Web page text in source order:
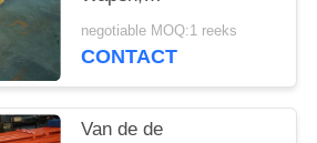
Graafwerktuigdipper
Wapen voor Hyundai
negotiable MOQ:1 reeks
CONTACT
Van de de